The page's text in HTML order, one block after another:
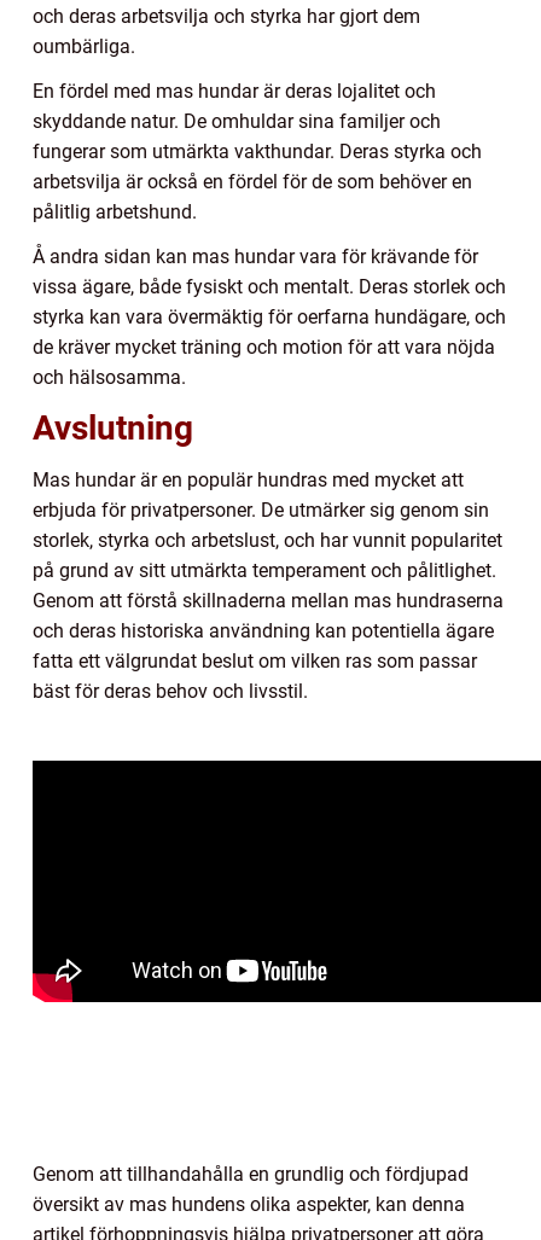
och deras arbetsvilja och styrka har gjort dem
oumbärliga.
En fördel med mas hundar är deras lojalitet och
skyddande natur. De omhuldar sina familjer och
fungerar som utmärkta vakthundar. Deras styrka och
arbetsvilja är också en fördel för de som behöver en
pålitlig arbetshund.
Å andra sidan kan mas hundar vara för krävande för
vissa ägare, både fysiskt och mentalt. Deras storlek och
styrka kan vara övermäktig för oerfarna hundägare, och
de kräver mycket träning och motion för att vara nöjda
och hälsosamma.
Avslutning
Mas hundar är en populär hundras med mycket att
erbjuda för privatpersoner. De utmärker sig genom sin
storlek, styrka och arbetslust, och har vunnit popularitet
på grund av sitt utmärkta temperament och pålitlighet.
Genom att förstå skillnaderna mellan mas hundraserna
och deras historiska användning kan potentiella ägare
fatta ett välgrundat beslut om vilken ras som passar
bäst för deras behov och livsstil.
Genom att tillhandahålla en grundlig och fördjupad
översikt av mas hundens olika aspekter, kan denna
artikel förhoppningsvis hjälpa privatpersoner att göra